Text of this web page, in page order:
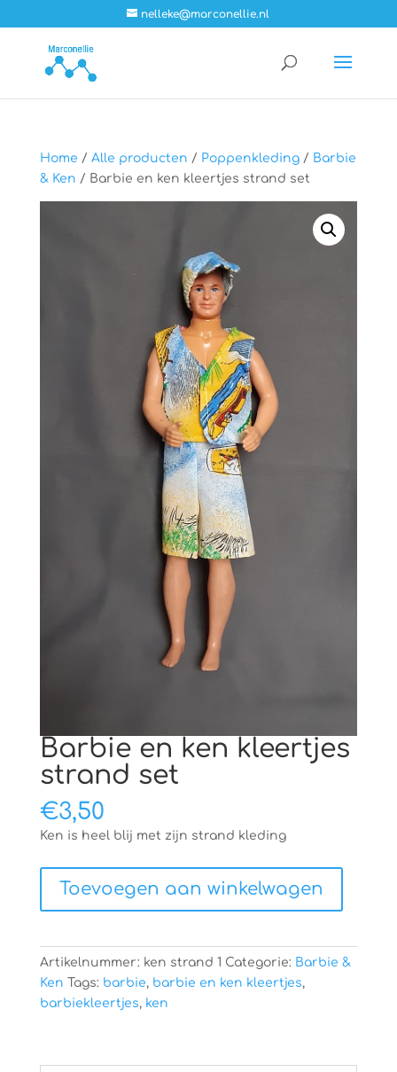
nelleke@marconellie.nl
Home / Alle producten / Poppenkleding/ Barbie
& Ken / Barbie en ken kleertjes strand set
Barbie en ken kleertjes
strand set
€3,50
Ken is heel blij met zijn strand kleding
strand
set
aantal
Toevoegen aan winkelwagen
Artikelnummer: ken strand 1 Categorie: Barbie &
Ken Tags: barbie, barbie en ken kleertjes,
barbiekleertjes, ken